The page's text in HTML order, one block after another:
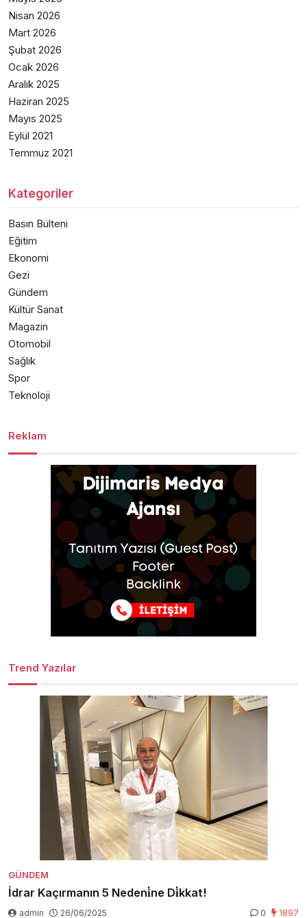
Nisan 2026
Mart 2026
Şubat 2026
Ocak 2026
Aralık 2025
Haziran 2025
Mayıs 2025
Eylül 2021
Temmuz 2021
Kategoriler
Basın Bülteni
Eğitim
Ekonomi
Gezi
Gündem
Kültür Sanat
Magazin
Otomobil
Sağlık
Spor
Teknoloji
Reklam
Trend Yazılar
GÜNDEM
İdrar Kaçırmanın 5 Nedeni̇ne Di̇kkat!
admin 26/06/2025 0 1897